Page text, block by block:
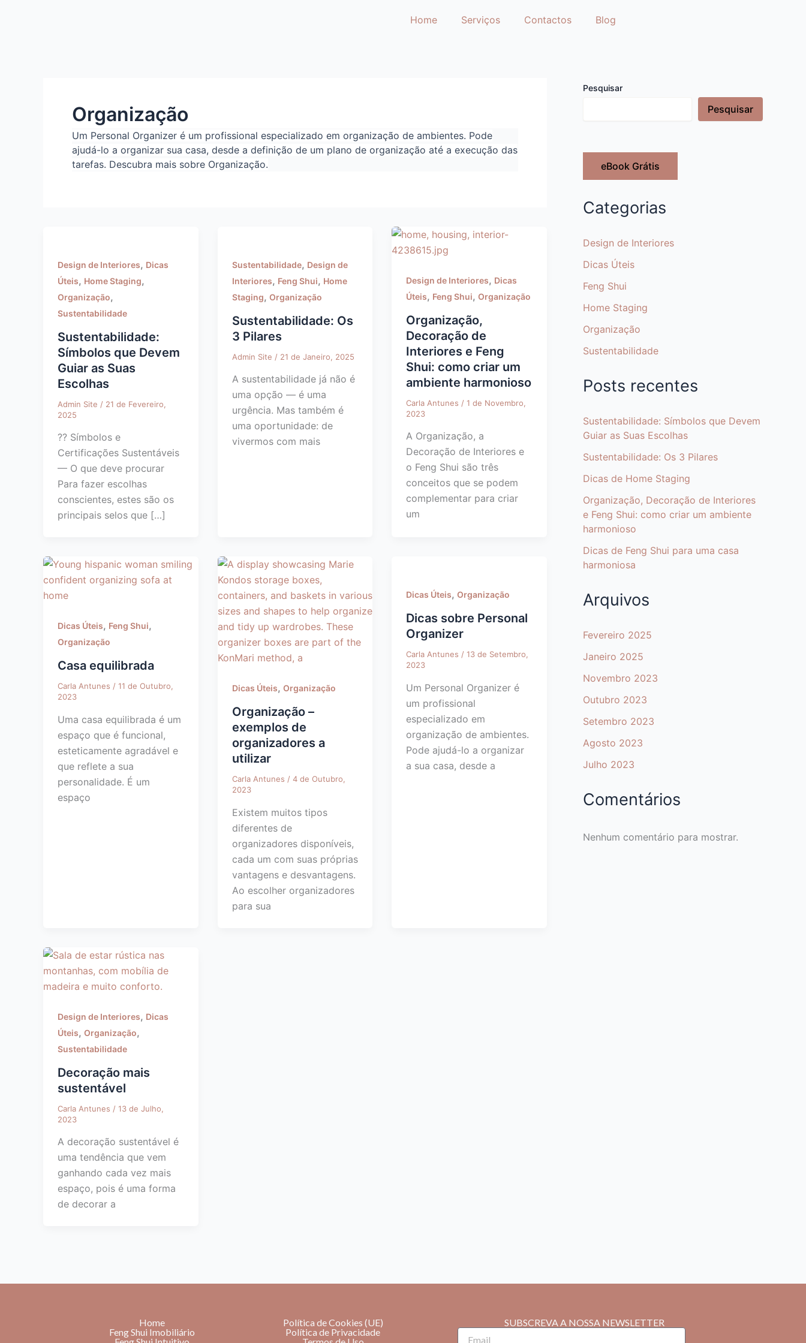
Home Serviços Contactos Blog
Organização
Um Personal Organizer é um profissional especializado em organização de ambientes. Pode
ajudá-lo a organizar sua casa, desde a definição de um plano de organização até a execução das
tarefas. Descubra mais sobre Organização.
Design de Interiores, Dicas
Úteis, Home Staging,
Organização,
Sustentabilidade
Sustentabilidade:
Símbolos que Devem
Guiar as Suas
Escolhas
Admin Site / 21 de Fevereiro,
2025
?? Símbolos e
Certificações Sustentáveis
— O que deve procurar
Para fazer escolhas
conscientes, estes são os
principais selos que […]
Sustentabilidade, Design de
Interiores, Feng Shui, Home
Staging, Organização
Sustentabilidade: Os
3 Pilares
Admin Site / 21 de Janeiro, 2025
A sustentabilidade já não é
uma opção — é uma
urgência. Mas também é
uma oportunidade: de
vivermos com mais
Design de Interiores, Dicas
Úteis, Feng Shui,Organização
Organização,
Decoração de
Interiores e Feng
Shui: como criar um
ambiente harmonioso
Carla Antunes /1 de Novembro,
2023
A Organização, a
Decoração de Interiores e
o Feng Shui são três
conceitos que se podem
complementar para criar
um
Dicas Úteis, Feng Shui,
Organização
Casa equilibrada
Carla Antunes / 11 de Outubro,
2023
Uma casa equilibrada é um
espaço que é funcional,
esteticamente agradável e
que reflete a sua
personalidade. É um
espaço
Dicas Úteis, Organização
Organização –
exemplos de
organizadores a
utilizar
Carla Antunes / 4 de Outubro,
2023
Existem muitos tipos
diferentes de
organizadores disponíveis,
cada um com suas próprias
vantagens e desvantagens.
Ao escolher organizadores
para sua
Dicas Úteis,Organização
Dicas sobre Personal
Organizer
Carla Antunes /13 de Setembro,
2023
Um Personal Organizer é
um profissional
especializado em
organização de ambientes.
Pode ajudá-lo a organizar
a sua casa, desde a
Design de Interiores, Dicas
Úteis, Organização,
Sustentabilidade
Decoração mais
sustentável
Carla Antunes / 13 de Julho,
2023
A decoração sustentável é
uma tendência que vem
ganhando cada vez mais
espaço, pois é uma forma
de decorar a
Pesquisar
Pesquisar
eBook Grátis
Categorias
Design de Interiores
Dicas Úteis
Feng Shui
Home Staging
Organização
Sustentabilidade
Posts recentes
Sustentabilidade: Símbolos que Devem
Guiar as Suas Escolhas
Sustentabilidade: Os 3 Pilares
Dicas de Home Staging
Organização, Decoração de Interiores
e Feng Shui: como criar um ambiente
harmonioso
Dicas de Feng Shui para uma casa
harmoniosa
Arquivos
Fevereiro 2025
Janeiro 2025
Novembro 2023
Outubro 2023
Setembro 2023
Agosto 2023
Julho 2023
Comentários
Nenhum comentário para mostrar.
Home
Feng Shui Imobiliário
Política de Cookies (UE)
Política de Privacidade
SUBSCREVA A NOSSA NEWSLETTER
Email